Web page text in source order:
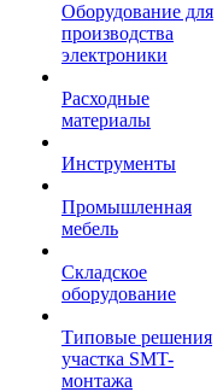
Оборудование для
производства
электроники
Расходные
материалы
Инструменты
Промышленная
мебель
Складское
оборудование
Типовые решения
участка SMT-
монтажа